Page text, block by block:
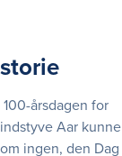
100-årsdagen for
Aar kunne
ingen, den Dag